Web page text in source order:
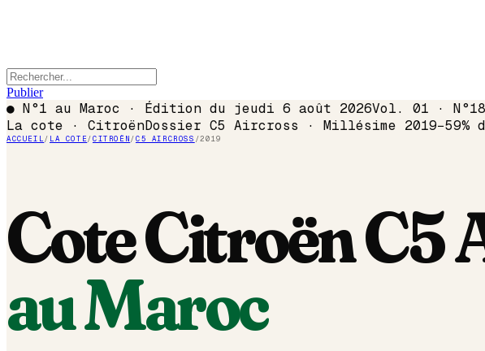
Publier
● N°1 au Maroc · Édition du jeudi 6 août 2026Vol. 01 ·
La cote · CitroënDossier C5 Aircross · Millésime 2019−59%
ACCUEIL/ LA COTE/CITROËN/C5 AIRCROSS /2019
CoteCitroënC5
au Maroc